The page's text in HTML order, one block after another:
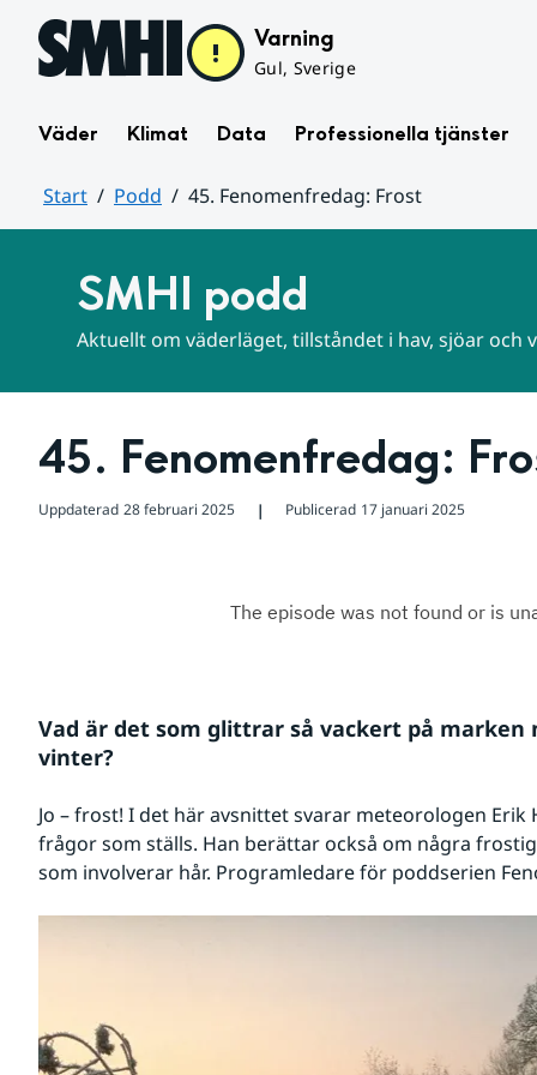
Hoppa till sidans innehåll Varning
Gul, Sverige
Väder Klimat Data Professionella tjänster
Start Podd
45. Fenomenfredag: Frost
SMHI podd
Aktuellt om väderläget, tillståndet i hav, sjöar och
45. Fenomenfredag:
Uppdaterad 28 februari 2025 ❘ Publicerad 17 januari 2025
Vad är det som glittrar så vackert på
vinter?
Jo – frost! I det här avsnittet svarar meteorologen
frågor som ställs. Han berättar också om några
som involverar hår. Programledare för poddserien